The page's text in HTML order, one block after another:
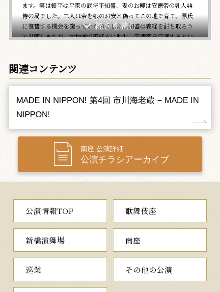
ます。実は銀平は平家の武将平知盛、妻のお柳は安徳帝の乳人典
侍の局でした。二人は帝を娘のお安と偽ってこの地で育て、源氏
に復讐する機会を窺っていたのでした。知盛は義経を討ち取ろう
と出陣しますが、大物浦で義経方に敗北。安徳帝を守護するとい
道行初音旅
季節は春、吉野山には桜が咲き乱れています。この山中に義経
が身を隠していると耳にした愛妾静御前は、供の忠信とはるばる
やって来ます。
休息をとる二人は、ともに義経から賜った"着長の鎧"と"初音の
鼓"を義経の姿と見立てて恋い慕い、義経の御前という心持ちで、
忠信は身振りを交えて屋島での戦いの思い出を語り始めます。そ
して、その戦で命を落とした忠信の兄・継信を悼み、ともに涙す
るのでした。
気持ちを新たにした二人は、一刻も早く義経のもとへ向かおう
木の実・小金吾討死
没落した平家の三位中将維盛の御台若葉内侍は若君の六代の君
とともに、高野山に入山したと伝え聞く、夫の維盛を訪ねる旅の
途中です。二人を守るのは忠臣の小金吾。若君の為小金吾が椎の
実を拾っていると、鮓屋弥左衛門の伜で札付きのワル、いがみの
権太がやって来ます。権太は三人に目をつけると、金を騙し取り
ます。やがて追手が迫り、小金吾は奮戦虚しく討死します。内侍た
ちは落ち延び、その後通りかかった弥左衛門が、小金吾の首を落
関連コンテンツ
MADE IN NIPPON! 第4回 市川海老蔵 − MADE IN
NIPPON!
南座 公演詳細
公演チラシアーカイブ
公演情報TOP 歌舞伎座
新橋演舞場 南座
巡業 その他の公演